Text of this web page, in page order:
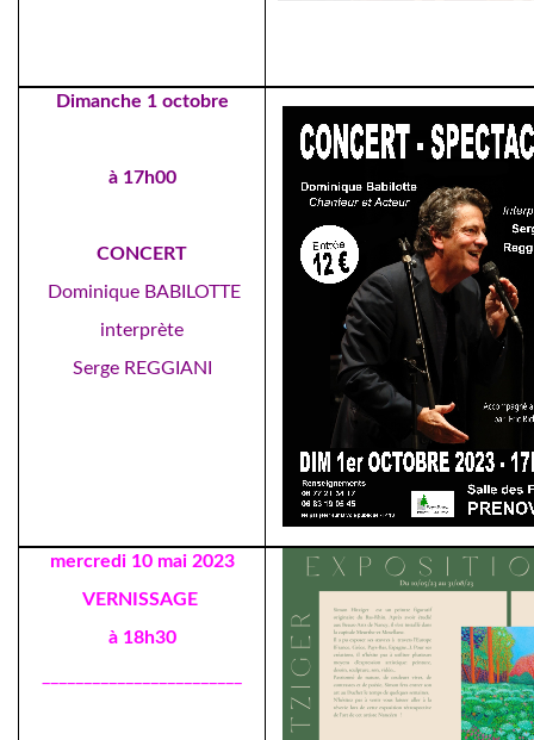
Dimanche 1 octobre
à 17h00
CONCERT
Dominique BABILOTTE
interprète
Serge REGGIANI
mercredi 10 mai 2023
VERNISSAGE
à 18h30